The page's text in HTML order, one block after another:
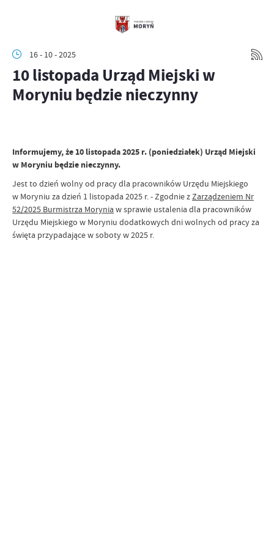
16 - 10 - 2025
10 listopada Urząd Miejski w
Moryniu będzie nieczynny
Informujemy, że 10 listopada 2025 r. (poniedziałek) Urząd Miejski
w Moryniu będzie nieczynny.
Jest to dzień wolny od pracy dla pracowników Urzędu Miejskiego
w Moryniu za dzień 1 listopada 2025 r. - Zgodnie zZarządzeniem Nr
52/2025 Burmistrza Morynia w sprawie ustalenia dla pracowników
Urzędu Miejskiego w Moryniu dodatkowych dni wolnych od pracy za
święta przypadające w soboty w 2025 r.